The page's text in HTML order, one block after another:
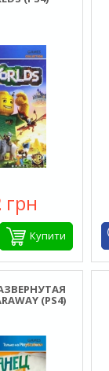
грн
Купити
(PS4)